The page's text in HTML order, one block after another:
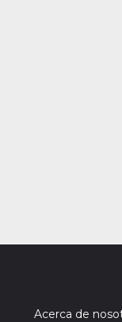
Acerca de